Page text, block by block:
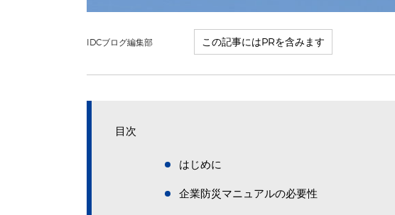
IDCブログ編集部
目次
はじめに
企業防災マニュアルの必要性